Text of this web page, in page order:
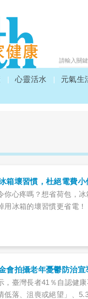
心靈活水 元氣生
箱壞習慣，杜絕電費小
你心疼嗎？想省荷包，
用冰箱的壞習慣更省電！
會拍攝老年憂鬱防治
，臺灣長者41％自認健
低落、沮喪或絕望」、